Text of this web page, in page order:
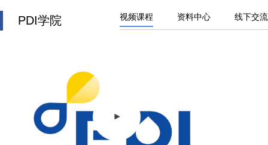
PDI学院 视频课程 资料中心 线下交流